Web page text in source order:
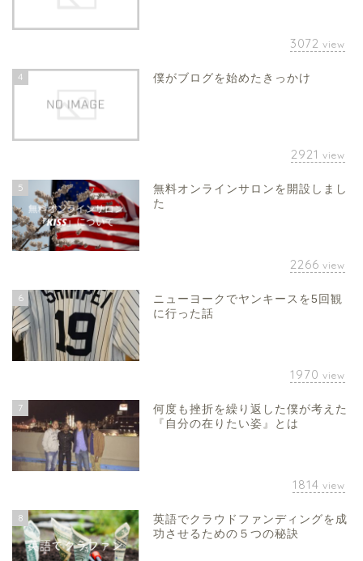
3072 view
4 僕がブログを始めたきっかけ
2921 view
5
無料オンラインサロンを開設しまし
た
2266 view
6
ニューヨークでヤンキースを5回観
に行った話
1970 view
7
何度も挫折を繰り返した僕が考えた
『自分の在りたい姿』とは
1814 view
8
英語でクラウドファンディングを成
功させるための５つの秘訣